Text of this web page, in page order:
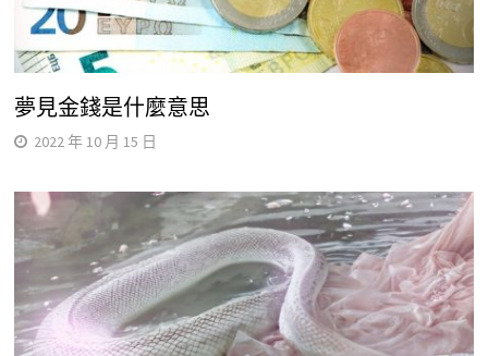
夢見金錢是什麼意思
2022 年 10 月 15 日